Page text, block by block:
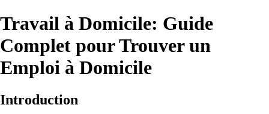
Travail à Domicile: Guide
Complet pour Trouver un
Emploi à Domicile
Introduction